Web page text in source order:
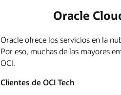
Oracle
Oracle ofrece los servicios en la
Por eso, muchas de las mayores
OCI.
Clientes de OCI Tech